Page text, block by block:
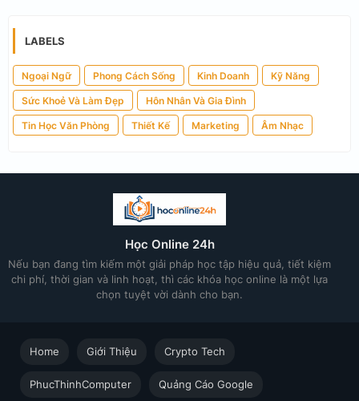
LABELS
Ngoại Ngữ Phong Cách Sống Kinh Doanh Kỹ Năng
Sức Khoẻ Và Làm Đẹp Hôn Nhân Và Gia Đình
Tin Học Văn Phòng Thiết Kế Marketing Âm Nhạc
Học Online 24h
Nếu bạn đang tìm kiếm một giải pháp học tập hiệu quả, tiết kiệm
chi phí, thời gian và linh hoạt, thì các khóa học online là một lựa
chọn tuyệt vời dành cho bạn.
Home Giới Thiệu Crypto Tech
PhucThinhComputer Quảng Cáo Google